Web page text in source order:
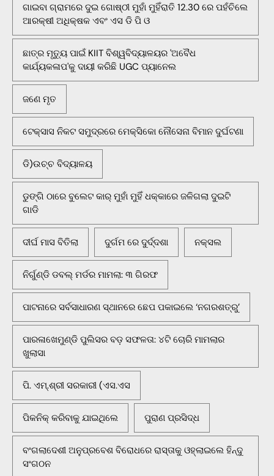
ଗାଇବା ଗ୍ରାମରେ ଦୁଇ ଗୋଷ୍ଠୀ ମୁହାଁ ମୁହିଁରାତି 12.30 ରେ ପହଁଚିଲେ
ଆରକ୍ଷୀ ଅଧିକ୍ଷକ ଏବଂ ଏସ ଡି ପି ଓ
ଛାତ୍ର ମୃତ୍ୟୁ ପାଇଁ KIIT ବିଶ୍ୱବିଦ୍ୟାଳୟର 'ଅବୈଧ
କାର୍ଯ୍ୟକଳାପ'କୁ ଦାୟୀ କରିଛି UGC ପ୍ୟାନେଲ
ଜଣେ ମୃତ
ଟେକ୍ସାସ ନିକଟ ସମୁଦ୍ରରେ ମେକ୍ସିକୋ ନୌସେନା ବିମାନ ଦୁର୍ଘଟଣା
ଡି)ଉଚ୍ଚ ବିଦ୍ୟାଳୟ
ଡୁଙ୍ଗି ଠାରେ ବୁଲେଟ କାର୍ ମୁହାଁ ମୁହିଁ ଧକ୍କାରେ ଜଳିଗଲା ଦୁଇଟି
ଗାଡି
ଦୀର୍ଘ ମାସ ବିତିଲା ଦୁର୍ଗମ ରେ ଦୁର୍ଦ୍ଦଶା ନକ୍ସଲ
ନିର୍ଗୁଣ୍ଡି ଡବଲ୍ ମର୍ଡର ମାମଲା: ୩ ଗିରଫ
ପାଟନାରେ ସର୍ବସାଧାରଣ ସ୍ଥାନରେ ଛେପ ପକାଇଲେ ‘ନଗରଶତ୍ରୁ’
ପାରଳାଖେମୁଣ୍ଡି ପୁଲିସର ବଡ଼ ସଫଳତା: ୪ଟି ଚୋରି ମାମଲାର
ଖୁଲାସା
ପି. ଏମ୍.ଶ୍ରୀ ସରକାରୀ (ଏସ.ଏସ
ପିକନିକ୍‌ କରିବାକୁ ଯାଇଥିଲେ ପୁରାଣ ପ୍ରସିଦ୍ଧ
ବଂଗଲାଦେଶୀ ଅନୁପ୍ରବେଶ ବିରୋଧରେ ରାସ୍ତାକୁ ଓହ୍ଲାଇଲେ ହିନ୍ଦୁ
ସଂଗଠନ